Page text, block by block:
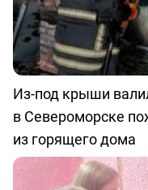
Из-под крыши
в Североморске
из горящего дома